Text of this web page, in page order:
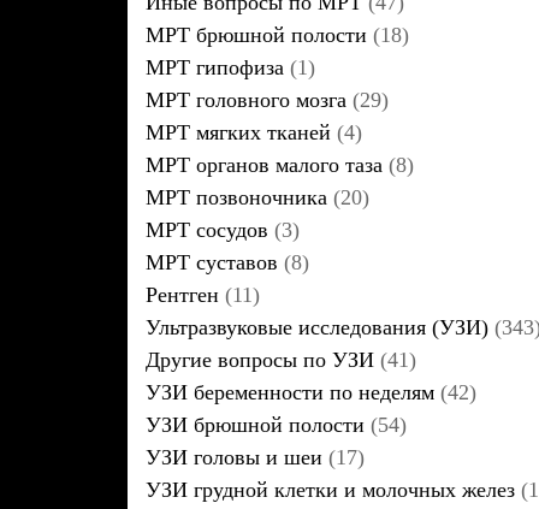
МРТ брюшной полости (18)
МРТ гипофиза (1)
МРТ головного мозга (29)
МРТ мягких тканей (4)
МРТ органов малого таза (8)
МРТ позвоночника (20)
МРТ сосудов (3)
МРТ суставов (8)
Рентген (11)
Ультразвуковые исследования (УЗИ)
Другие вопросы по УЗИ (41)
УЗИ беременности по неделям (42)
УЗИ брюшной полости (54)
УЗИ головы и шеи (17)
УЗИ грудной клетки и молочных желез